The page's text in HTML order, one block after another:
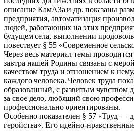
описание КамАЗа и др. показаны
предприятия, автоматизация
людей, работающих на этих
будущем села, выполнении
повествует § 55 «Современное
Через весь материал темы
завтра нашей Родины связаны с
качеством труда и отношением к
каждого человека. Человек труда
образованный, с развитым чувством
за свое дело, любящий свою
профессионально ориентированы.
Особенно показателен § 57 «Труд —
геройства». Его идейно-